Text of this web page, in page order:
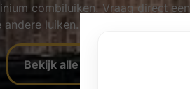
combiluiken. Vraag direct een
luiken.
Bekijk alle aluminium luiken